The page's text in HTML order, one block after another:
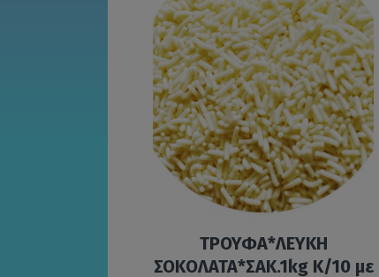
ΤΡΟΥΦΑ*ΛΕΥΚΗ
ΣΟΚΟΛΑΤΑ*ΣΑΚ.1kg Κ/10 με